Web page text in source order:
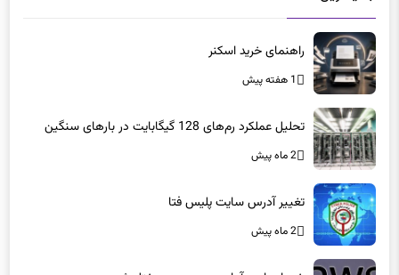
راهنمای خرید اسکنر
1 هفته پیش
2 ماه پیش
2 ماه پیش